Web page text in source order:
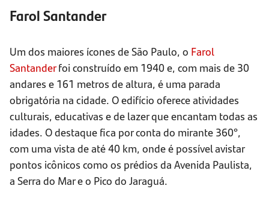
Farol Santander
Um dos maiores ícones de São Paulo, o Farol
Santanderfoi construído em 1940 e, com mais de 30
andares e 161 metros de altura, é uma parada
obrigatória na cidade. O edifício oferece atividades
culturais, educativas e de lazer que encantam todas as
idades. O destaque fica por conta do mirante 360°,
com uma vista de até 40 km, onde é possível avistar
pontos icônicos como os prédios da Avenida Paulista,
a Serra do Mar e o Pico do Jaraguá.